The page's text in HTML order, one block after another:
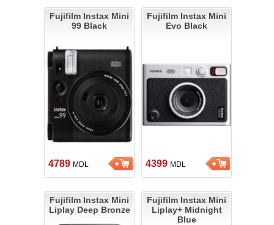
Fujifilm Instax Mini
99 Black
4789 MDL
Fujifilm Instax Mini
Evo Black
4399 MDL
Fujifilm Instax Mini
Liplay Deep Bronze
Fujifilm Instax Mini
Liplay+ Midnight
Blue